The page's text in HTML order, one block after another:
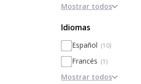
Modelos alternativos
Basado en la
Basado en
Personalización
Basado en el
Mostrar todos
Idiomas
Español (10)
Francés (1)
Inglés (1)
Mostrar todos